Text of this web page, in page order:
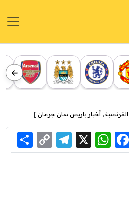
الفرنسية , أخبار باريس سان جرمان ]
Facebook
WhatsApp
X
Link